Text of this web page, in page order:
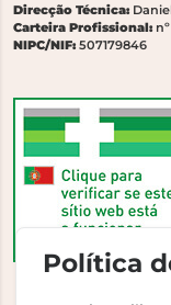
Direcção Técnica:
Carteira Profissional:
NIPC/NIF: 507179846
Política